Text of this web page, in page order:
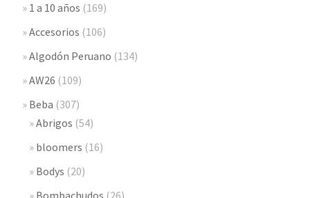
1 a 10 años (169)
Accesorios (106)
Algodón Peruano (134)
AW26 (109)
Beba (307)
Abrigos (54)
bloomers (16)
Bodys (20)